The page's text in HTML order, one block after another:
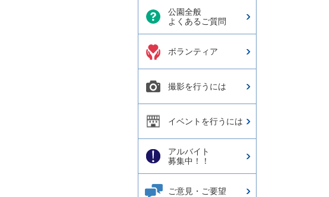
公園全般
よくあるご質問
ボランティア
撮影を行うには
イベントを行うには
アルバイト
募集中！！
ご意見・ご要望